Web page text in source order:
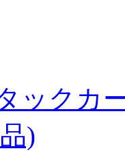
ックカ
)